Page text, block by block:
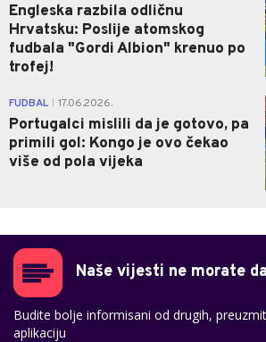
Engleska razbila odličnu
Hrvatsku: Poslije atomskog
fudbala "Gordi Albion" krenuo po
trofej!
FUDBAL 17.06.2026.
Portugalci mislili da je gotovo, pa
primili gol: Kongo je ovo čekao
više od pola vijeka
Naše vijesti ne morate
Budite bolje informisani od drugih,
aplikaciju